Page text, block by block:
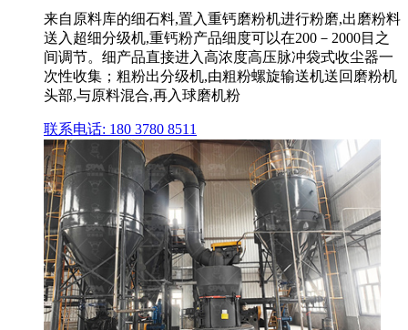
来自原料库的细石料,置入重钙磨粉机进行粉磨,出磨粉料
送入超细分级机,重钙粉产品细度可以在200－2000目之
间调节。细产品直接进入高浓度高压脉冲袋式收尘器一
次性收集；粗粉出分级机,由粗粉螺旋输送机送回磨粉机
头部,与原料混合,再入球磨机粉
联系电话: 180 3780 8511